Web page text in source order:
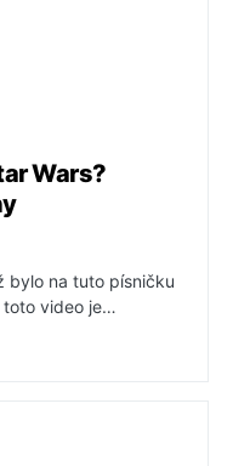
Wars?
bylo na tuto písničku
video je…